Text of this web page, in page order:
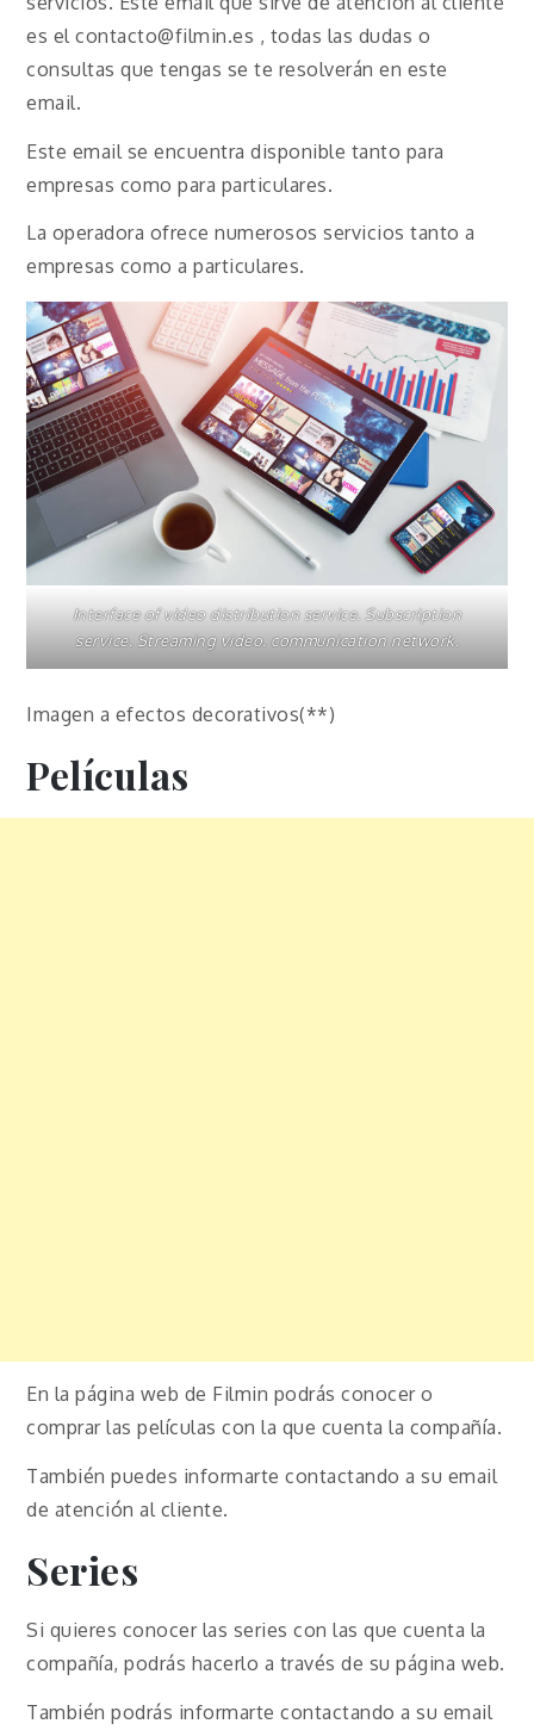
es el contacto@filmin.es , todas las dudas o
consultas que tengas se te resolverán en este
email.
Este email se encuentra disponible tanto para
empresas como para particulares.
La operadora ofrece numerosos servicios tanto a
empresas como a particulares.
Interface of video distribution service. Subscription
service. Streaming video. communication network.
Imagen a efectos decorativos(**)
Películas
En la página web de Filmin podrás conocer o
comprar las películas con la que cuenta la compañía.
También puedes informarte contactando a su email
de atención al cliente.
Series
Si quieres conocer las series con las que cuenta la
compañía, podrás hacerlo a través de su página web.
También podrás informarte contactando a su email